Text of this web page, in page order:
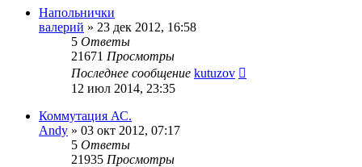
Напольнички
валерий » 23 дек 2012, 16:58
5 Ответы
21671 Просмотры
Последнее сообщение kutuzov
12 июл 2014, 23:35
Коммутация АС.
Andy » 03 окт 2012, 07:17
5 Ответы
21935 Просмотры